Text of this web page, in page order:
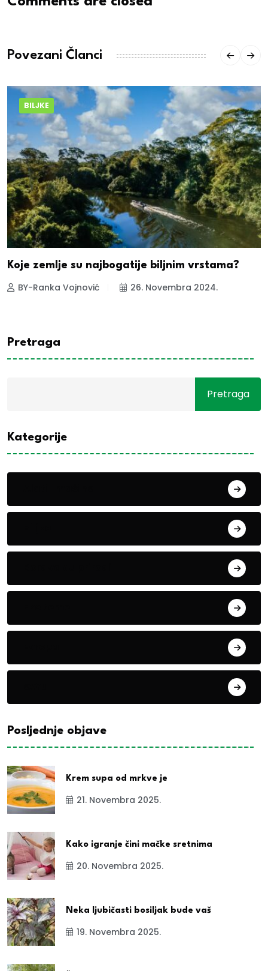
Povezani Članci
BILJKE
Koje zemlje su najbogatije biljnim vrstama?
BY-Ranka Vojnović 26. Novembra 2024.
Pretraga
Pretraga
Kategorije
Posljednje objave
Krem supa od mrkve je
21. Novembra 2025.
Kako igranje čini mačke sretnima
20. Novembra 2025.
Neka ljubičasti bosiljak bude vaš
19. Novembra 2025.